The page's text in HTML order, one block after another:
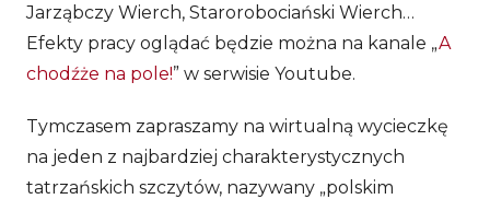
Jarząbczy Wierch, Starorobociański Wierch…
Efekty pracy oglądać będzie można na kanale „A
chodźże na pole!” w serwisie Youtube.
Tymczasem zapraszamy na wirtualną wycieczkę
na jeden z najbardziej charakterystycznych
tatrzańskich szczytów, nazywany „polskim